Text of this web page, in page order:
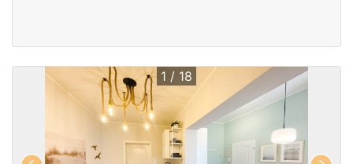
1 / 18